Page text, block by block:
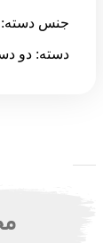
جنس دسته:
دسته: دو